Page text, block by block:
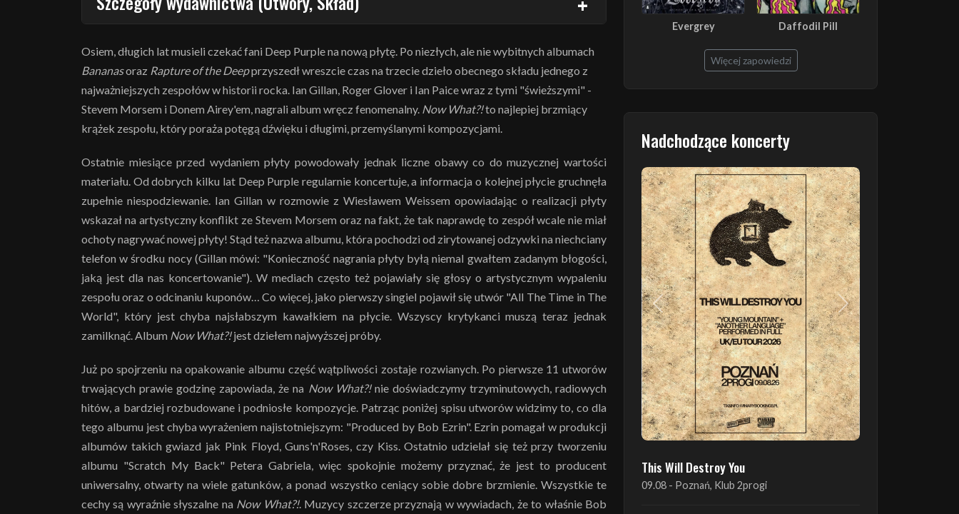
Osiem, długich lat musieli czekać fani Deep Purple na nową płytę. Po niezłych, ale nie wybitnych albumach
Bananasoraz Rapture of the Deepprzyszedł wreszcie czas na trzecie dzieło obecnego składu jednego z
najważniejszych zespołów w historii rocka. Ian Gillan, Roger Glover i Ian Paice wraz z tymi "świeższymi" -
Stevem Morsem i Donem Airey'em, nagrali album wręcz fenomenalny. Now What?!to najlepiej brzmiący
krążek zespołu, który poraża potęgą dźwięku i długimi, przemyślanymi kompozycjami.
Ostatnie miesiące przed wydaniem płyty powodowały jednak liczne obawy co do muzycznej wartości
materiału. Od dobrych kilku lat Deep Purple regularnie koncertuje, a informacja o kolejnej płycie gruchnęła
zupełnie niespodziewanie. Ian Gillan w rozmowie z Wiesławem Weissem opowiadając o realizacji płyty
wskazał na artystyczny konflikt ze Stevem Morsem oraz na fakt, że tak naprawdę to zespół wcale nie miał
ochoty nagrywać nowej płyty! Stąd też nazwa albumu, która pochodzi od zirytowanej odzywki na niechciany
telefon w środku nocy (Gillan mówi: "Konieczność nagrania płyty byłą niemal gwałtem zadanym błogości,
jaką jest dla nas koncertowanie"). W mediach często też pojawiały się głosy o artystycznym wypaleniu
zespołu oraz o odcinaniu kuponów… Co więcej, jako pierwszy singiel pojawił się utwór "All The Time in The
World", który jest chyba najsłabszym kawałkiem na płycie. Wszyscy krytykanci muszą teraz jednak
zamilknąć. Album Now What?!jest dziełem najwyższej próby.
Już po spojrzeniu na opakowanie albumu część wątpliwości zostaje rozwianych. Po pierwsze 11 utworów
trwających prawie godzinę zapowiada, że na Now What?! nie doświadczymy trzyminutowych, radiowych
hitów, a bardziej rozbudowane i podniosłe kompozycje. Patrząc poniżej spisu utworów widzimy to, co dla
tego albumu jest chyba wyrażeniem najistotniejszym: "Produced by Bob Ezrin". Ezrin pomagał w produkcji
albumów takich gwiazd jak Pink Floyd, Guns'n'Roses, czy Kiss. Ostatnio udzielał się też przy tworzeniu
albumu "Scratch My Back" Petera Gabriela, więc spokojnie możemy przyznać, że jest to producent
uniwersalny, otwarty na wiele gatunków, a ponad wszystko ceniący sobie dobre brzmienie. Wszystkie te
cechy są wyraźnie słyszalne na Now What?!. Muzycy szczerze przyznają w wywiadach, że to właśnie Bob
Evergrey Daffodil Pill
Więcej zapowiedzi
Nadchodzące koncerty
Poprzedni Następny
This Will Destroy You
09.08 - Poznań, Klub 2progi
Sound Of The Ages Festival
22.08 - Ćmielów, Zamek Ćmielów